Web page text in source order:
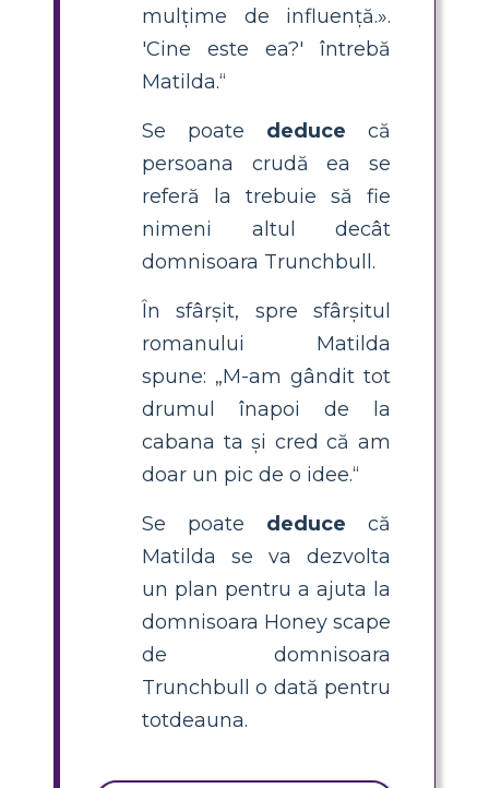
mulțime de influență.».
'Cine este ea?' întrebă
Matilda.“
Se poate deduce că
persoana crudă ea se
referă la trebuie să fie
nimeni altul decât
domnisoara Trunchbull.
În sfârșit, spre sfârșitul
romanului Matilda
spune: „M-am gândit tot
drumul înapoi de la
cabana ta și cred că am
doar un pic de o idee.“
Se poate deduce că
Matilda se va dezvolta
un plan pentru a ajuta la
domnisoara Honey scape
de domnisoara
Trunchbull o dată pentru
totdeauna.